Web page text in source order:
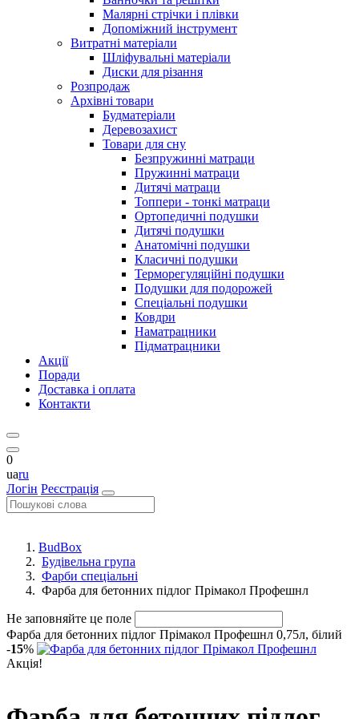
Малярні стрічки і плівки
Допоміжний інструмент
Витратні матеріали
Шліфувальні матеріали
Диски для різання
Розпродаж
Архівні товари
Будматеріали
Деревозахист
Товари для сну
Безпружинні матраци
Пружинні матраци
Дитячі матраци
Топпери - тонкі матраци
Ортопедичні подушки
Дитячі подушки
Анатомічні подушки
Класичні подушки
Терморегуляційні подушки
Подушки для подорожей
Спеціальні подушки
Ковдри
Наматрацники
Підматрацники
Акції
Поради
Доставка і оплата
Контакти
0
uaru
Логін Реєстрація
BudBox
Будівельна група
Фарби спеціальні
Фарба для бетонних підлог Прімакол Профешнл
Не заповняйте це поле
Фарба для бетонних підлог Прімакол Профешнл 0,75л, білий
-15%
Акція!